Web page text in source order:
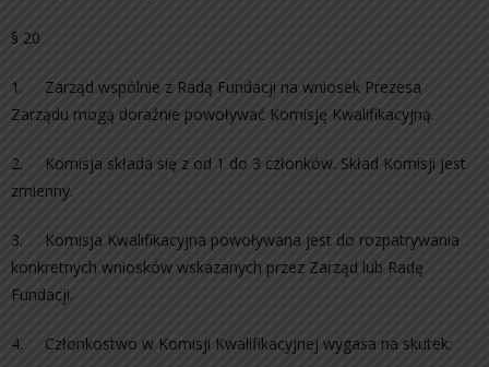
§ 20
1. Zarząd wspólnie z Radą Fundacji na wniosek Prezesa
Zarządu mogą doraźnie powoływać Komisję Kwalifikacyjną.
2. Komisja składa się z od 1 do 3 członków. Skład Komisji jest
zmienny.
3. Komisja Kwalifikacyjna powoływana jest do rozpatrywania
konkretnych wniosków wskazanych przez Zarząd lub Radę
Fundacji.
4. Członkostwo w Komisji Kwalifikacyjnej wygasa na skutek: